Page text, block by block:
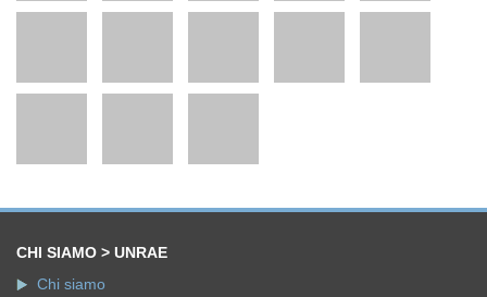
CHI SIAMO > UNRAE
Chi siamo